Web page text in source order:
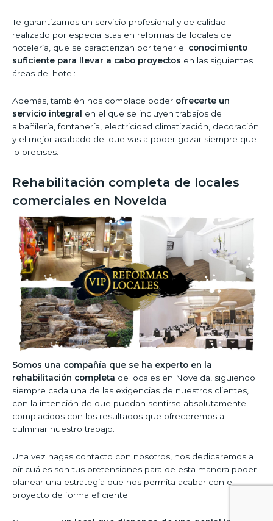
Te garantizamos un servicio profesional y de calidad
realizado por especialistas en reformas de locales de
hotelería, que se caracterizan por tener el conocimiento
suficiente para llevar a cabo proyectos en las siguientes
áreas del hotel:
Además, también nos complace poder ofrecerte un
servicio integral
en el que se incluyen trabajos de
albañilería, fontanería, electricidad climatización, decoración
y el mejor acabado del que vas a poder gozar siempre que
lo precises.
Rehabilitación completa de locales
comerciales en Novelda
Somos una compañía que se ha experto en la
rehabilitación completa de locales en Novelda, siguiendo
siempre cada una de las exigencias de nuestros clientes,
con la intención de que puedan sentirse absolutamente
complacidos con los resultados que ofreceremos al
culminar nuestro trabajo.
Una vez hagas contacto con nosotros, nos dedicaremos a
oír cuáles son tus pretensiones para de esta manera poder
planear una estrategia que nos permita acabar con el
proyecto de forma eficiente.